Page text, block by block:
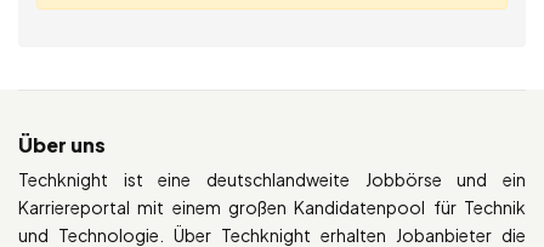
Über uns
Techknight ist eine deutschlandweite Jobbörse und ein
Karriereportal mit einem großen Kandidatenpool für Technik
und Technologie. Über Techknight erhalten Jobanbieter die